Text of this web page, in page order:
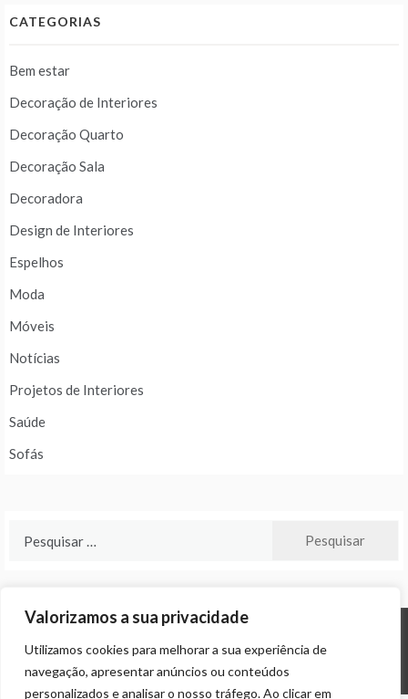
Valorizamos a sua privacidade
Utilizamos cookies para melhorar a sua experiência de
navegação, apresentar anúncios ou conteúdos
personalizados e analisar o nosso tráfego. Ao clicar em
CATEGORIAS
Bem estar
Decoração de Interiores
Decoração Quarto
Decoração Sala
Decoradora
Design de Interiores
Espelhos
Moda
Móveis
Notícias
Projetos de Interiores
Saúde
Sofás
© ALL RIGHTS RESERVED 2024 THEME: PROMOS BYTEMPLATE SELL